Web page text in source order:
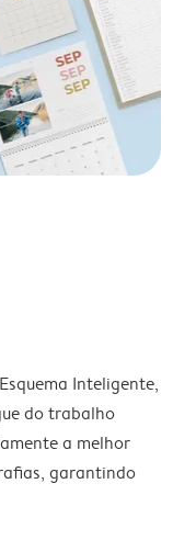
Inteligente,
do trabalho
a melhor
garantindo